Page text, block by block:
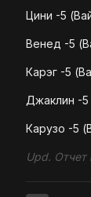
Цини -5
Венед -5
Карэг -5
Джаклин -5
Карузо -5
Upd. Отчет